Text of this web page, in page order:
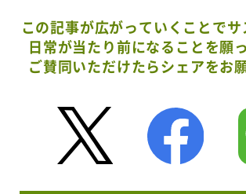
この記事が広がっていくことで
日常が当たり前になることを願
ご賛同いただけたらシェアをお